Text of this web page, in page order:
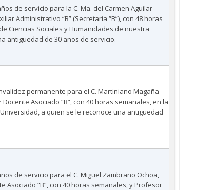
de servicio para la C. Ma. del Carmen Aguilar
Administrativo “B” (Secretaria “B”), con 48 horas
Ciencias Sociales y Humanidades de nuestra
antigüedad de 30 años de servicio.
permanente para el C. Martiniano Magaña
Asociado “B”, con 40 horas semanales, en la
a quien se le reconoce una antigüedad
de servicio para el C. Miguel Zambrano Ochoa,
Asociado “B”, con 40 horas semanales, y Profesor